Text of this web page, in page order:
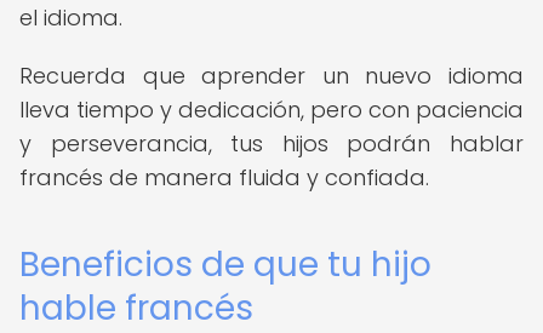
el idioma.
Recuerda que aprender un nuevo idioma
lleva tiempo y dedicación, pero con paciencia
y perseverancia, tus hijos podrán hablar
francés de manera fluida y confiada.
Beneficios de que tu hijo
hable francés